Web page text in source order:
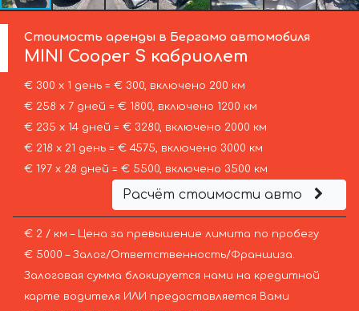
Стоимость аренды в Бергамо автомобиля
MINI Cooper S кабриолет
€ 300 х 1 день = € 300, включено 200 км
€ 258 х 7 дней = € 1800, включено 1200 км
€ 235 х 14 дней = € 3280, включено 2000 км
€ 218 х 21 день = € 4575, включено 3000 км
€ 197 х 28 дней = € 5500, включено 3500 км
Расчёт стоимости авто
€ 2 / км – Цена за превышение лимита по пробегу
€ 5000 – Залог/Ответственность/Франшиза.
Залоговая сумма блокируется нами на кредитной
карте водителя ИЛИ предоставляется Вами